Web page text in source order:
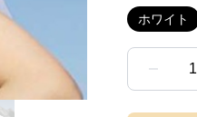
ホワイト
1